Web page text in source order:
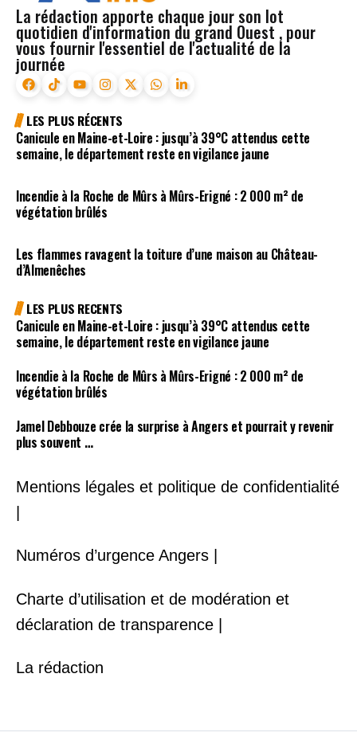
La rédaction apporte chaque jour son lot
quotidien d'information du grand Ouest , pour
vous fournir l'essentiel de l'actualité de la
journée
LES PLUS RÉCENTS
Canicule en Maine-et-Loire : jusqu’à 39°C attendus cette
semaine, le département reste en vigilance jaune
Incendie à la Roche de Mûrs à Mûrs-Erigné : 2 000 m² de
végétation brûlés
Les flammes ravagent la toiture d’une maison au Château-
d’Almenêches
LES PLUS RECENTS
Canicule en Maine-et-Loire : jusqu’à 39°C attendus cette
semaine, le département reste en vigilance jaune
Incendie à la Roche de Mûrs à Mûrs-Erigné : 2 000 m² de
végétation brûlés
Jamel Debbouze crée la surprise à Angers et pourrait y revenir
plus souvent …
Mentions légales et politique de confidentialité
|
Numéros d’urgence Angers |
Charte d’utilisation et de modération et
déclaration de transparence |
La rédaction